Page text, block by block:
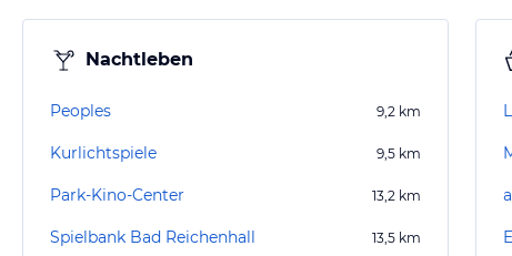
Nachtleben
Peoples 9,2 km
Kurlichtspiele 9,5 km
Park-Kino-Center 13,2 km
Spielbank Bad Reichenhall 13,5 km